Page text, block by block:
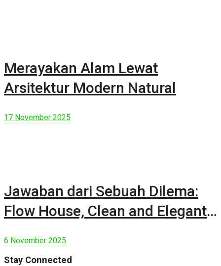
Merayakan Alam Lewat
Arsitektur Modern Natural
17 November 2025
Jawaban dari Sebuah Dilema:
Flow House, Clean and Elegant
6 November 2025
Stay Connected